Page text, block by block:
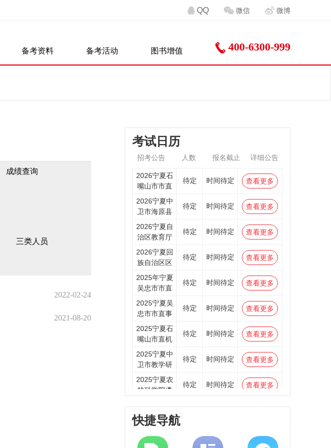
QQ 微信 微博
备考资料 备考活动 图书增值 400-6300-999
成绩查询
三类人员
2022-02-24
2021-08-20
考试日历
招考公告 人数 报名截止 详细公告
2026宁夏石
嘴山市市直
待定 时间待定 查看更多
2026宁夏中
卫市海原县
待定 时间待定 查看更多
2026宁夏自
治区教育厅
待定 时间待定 查看更多
2026宁夏回
族自治区区
待定 时间待定 查看更多
2025年宁夏
吴忠市市直
待定 时间待定 查看更多
2025宁夏吴
忠市市直事
待定 时间待定 查看更多
2025宁夏石
嘴山市直机
待定 时间待定 查看更多
2025宁夏中
卫市教学研
待定 时间待定 查看更多
2025宁夏农
林科学院遴
待定 时间待定 查看更多
2025宁夏回
族自治区区
快捷导航